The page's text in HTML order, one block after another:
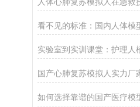
如何选择靠谱的国产医疗模